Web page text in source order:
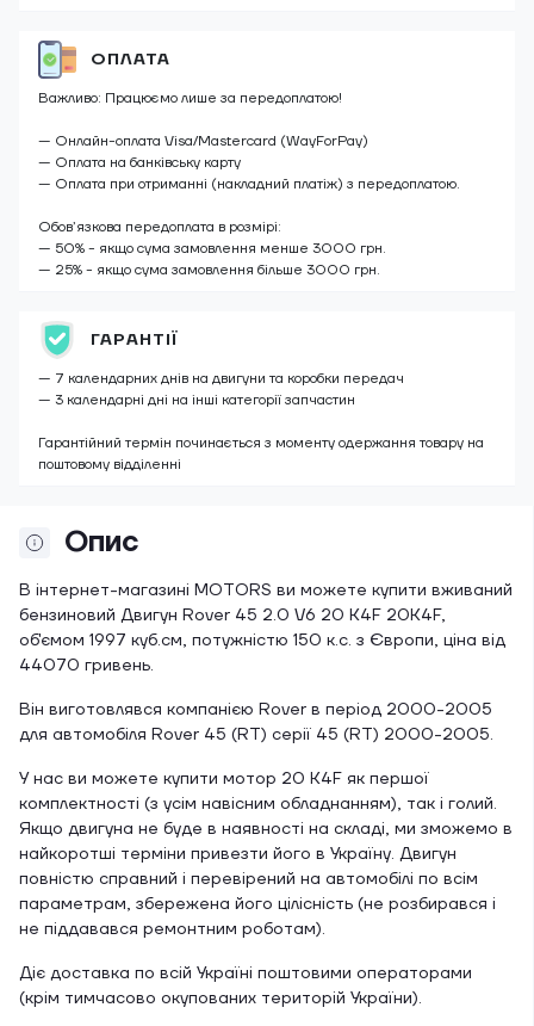
Опис
В інтернет-магазині MOTORS ви можете купити вживаний
бензиновий Двигун Rover 45 2.0 V6 20 K4F 20K4F,
об'ємом 1997 куб.см, потужністю 150 к.с. з Європи, ціна від
44070 гривень.
Він виготовлявся компанією Rover в період 2000-2005
для автомобіля Rover 45 (RT) серії 45 (RT) 2000-2005.
У нас ви можете купити мотор 20 K4F як першої
комплектності (з усім навісним обладнанням), так і голий.
Якщо двигуна не буде в наявності на складі, ми зможемо в
найкоротші терміни привезти його в Україну. Двигун
повністю справний і перевірений на автомобілі по всім
параметрам, збережена його цілісність (не розбирався і
не піддавався ремонтним роботам).
Діє доставка по всій Україні поштовими операторами
(крім тимчасово окупованих територій України).
ОПЛАТА
Важливо: Працюємо лише за передоплатою!
— Онлайн-оплата Visa/Mastercard (WayForPay)
— Оплата на банківську карту
— Оплата при отриманні (накладний платіж) з передоплатою.
Обов’язкова передоплата в розмірі:
— 50% - якщо сума замовлення менше 3000 грн.
— 25% - якщо сума замовлення більше 3000 грн.
ГАРАНТІЇ
— 7 календарних днів на двигуни та коробки передач
— 3 календарні дні на інші категорії запчастин
Гарантійний термін починається з моменту одержання товару на
поштовому відділенні